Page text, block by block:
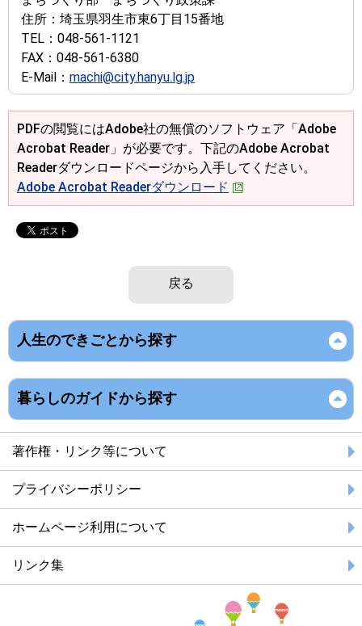
住所： 埼玉県羽生市東6丁目15番地
TEL： 048-561-1121
FAX： 048-561-6380
E-Mail： machi@city.hanyu.lg.jp
PDFの閲覧にはAdobe社の無償のソフトウェア「Adobe
Acrobat Reader」が必要です。下記のAdobe Acrobat
Readerダウンロードページから入手してください。
Adobe Acrobat Readerダウンロード
戻る
人生のできごとから探す
暮らしのガイドから探す
著作権・リンク等について
プライバシーポリシー
ホームページ利用について
リンク集